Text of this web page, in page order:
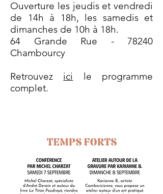
Ouverture les jeudis et vendredi
de 14h à 18h, les samedis et
dimanches de 10h à 18h.
64 Grande Rue - 78240
Chambourcy
Retrouvez ici
le programme
complet.